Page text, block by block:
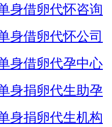
身借卵代怀咨询
身借卵代怀公司
身借卵代孕中心
身捐卵代生助孕
身捐卵代生机构